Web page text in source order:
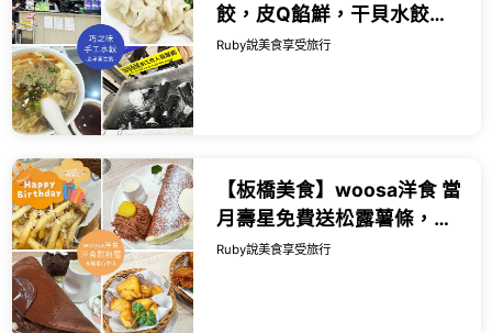
餃，皮Q餡鮮，干貝水餃都
值得一試，酸辣湯也很推薦
Ruby說美食享受旅行
【板橋美食】woosa洋食 當
月壽星免費送松露薯條，必
點雲朵鬆餅，甜點比主餐更
Ruby說美食享受旅行